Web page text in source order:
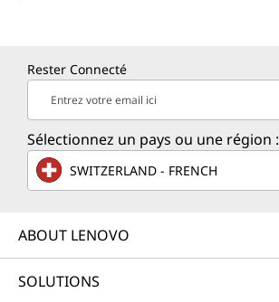
Rester Connecté
Entrez votre email ici
Sélectionnez un pays ou une région :
SWITZERLAND - FRENCH
ABOUT LENOVO
SOLUTIONS